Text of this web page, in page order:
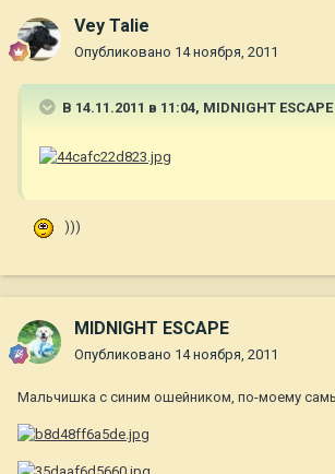
Vey Talie
Опубликовано 14 ноября, 2011
В 14.11.2011 в 11:04, MIDNIGHT
)))
MIDNIGHT ESCAPE
Опубликовано 14 ноября, 2011
Мальчишка с синим ошейником, по-моему